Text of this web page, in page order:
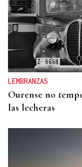
LEMBRANZAS
Ourense no
las lecheras